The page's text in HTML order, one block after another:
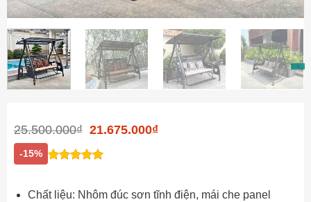
25.500.000₫ Giá
là:
21.675.000₫Giá
-15%
đánh giá
giá
Chất liệu: Nhôm đúc sơn tĩnh điện, mái che panel